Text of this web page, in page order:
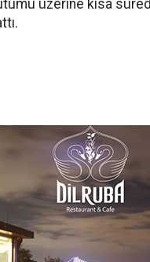
üzerine kısa